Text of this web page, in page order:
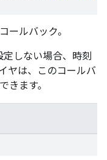
ールバック。
定しない場合、時刻
ヤは、このコールバ
きます。